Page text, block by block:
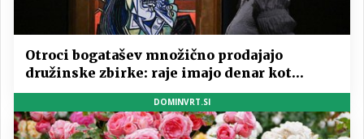
Otroci bogatašev množično prodajajo
družinske zbirke: raje imajo denar kot
umetnine
DOMINVRT.SI